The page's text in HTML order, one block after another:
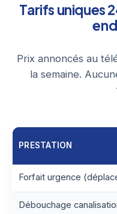
Tarifs uniques
Prix annoncés au
la semaine.
PRESTATION
Forfait urgence
Débouchage